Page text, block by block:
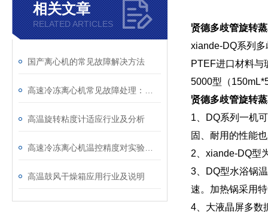
相关文章
RELATED ARTICLES
国产离心机的常见故障解决方法
高温旋转粘度计适应行业及分析
高温鼓风干燥箱应用行业及说明
贤德多歧管旋转
xiande-DQ系列
PTEF进口材料与
5000型（
贤德多歧管旋转
1、DQ系列一机
固、耐用的性能
2、xiande-DQ型
3、DQ型水浴锅
速。加热锅采用
4、大液晶屏多数